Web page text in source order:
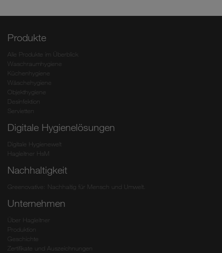
Produkte
Alle Produkte im Überblick
Waschraumhygiene
Küchenhygiene
Wäschehygiene
Objekthygiene
Desinfektion
Servietten
Digitale Hygienelösungen
Digitale Hygienewelt
Hagleitner HsM
Nachhaltigkeit
Greenovative: Nachhaltig für Mensch und Umwelt.
Unternehmen
Über Hagleitner
Produktion
Geschichte
Zertifikate und Auszeichnungen